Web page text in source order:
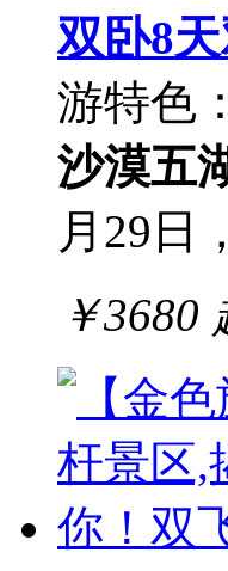
双卧8
游特色：
沙漠五
月29日
￥3680